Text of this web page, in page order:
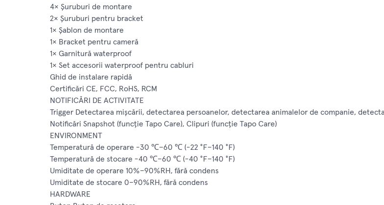
4× Șuruburi de montare
2× Șuruburi pentru bracket
1× Șablon de montare
1× Bracket pentru cameră
1× Garnitură waterproof
1× Set accesorii waterproof pentru cabluri
Ghid de instalare rapidă
Certificări CE, FCC, RoHS, RCM
NOTIFICĂRI DE ACTIVITATE
Trigger Detectarea mișcării, detectarea persoanelor, detectarea animalelor de companie,
Notificări Snapshot (funcție Tapo Care), Clipuri (funcție Tapo Care)
ENVIRONMENT
Temperatură de operare -30 ℃–60 ℃ (-22 °F–140 °F)
Temperatură de stocare -40 ℃–60 ℃ (-40 °F–140 °F)
Umiditate de operare 10%–90%RH, fără condens
Umiditate de stocare 0–90%RH, fără condens
HARDWARE